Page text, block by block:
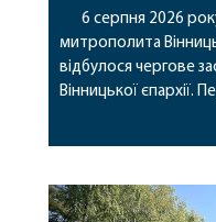
6 серпня 2026
митрополита
відбулося чергове
Вінницької єпархії.
секретар
побажавши йому
допомоги, миру,